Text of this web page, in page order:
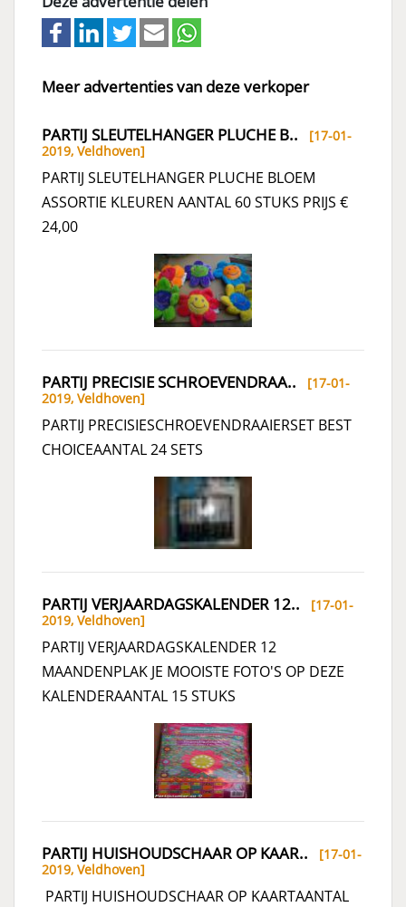
Meer advertenties van deze verkoper
PARTIJ SLEUTELHANGER PLUCHE B.. [17-01-
2019, Veldhoven]
PARTIJ SLEUTELHANGER PLUCHE BLOEM
ASSORTIE KLEUREN AANTAL 60 STUKS PRIJS €
24,00
PARTIJ PRECISIE SCHROEVENDRAA.. [17-01-
2019, Veldhoven]
PARTIJ PRECISIESCHROEVENDRAAIERSET BEST
CHOICEAANTAL 24 SETS
PARTIJ VERJAARDAGSKALENDER 12.. [17-01-
2019, Veldhoven]
PARTIJ VERJAARDAGSKALENDER 12
MAANDENPLAK JE MOOISTE FOTO'S OP DEZE
KALENDERAANTAL 15 STUKS
PARTIJ HUISHOUDSCHAAR OP KAAR.. [17-01-
2019, Veldhoven]
PARTIJ HUISHOUDSCHAAR OP KAARTAANTAL